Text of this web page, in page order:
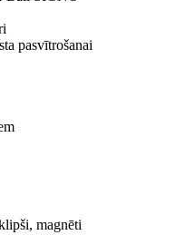
pasvītrošanai
magnēti